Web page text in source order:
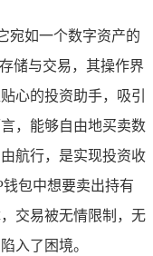
宛如一个数字资产的
储与交易，其操作界
心的投资助手，吸引
，能够自由地买卖数
航行，是实现投资收
包中想要卖出持有
交易被无情限制，无
入了困境。